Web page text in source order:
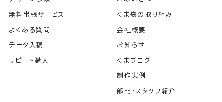
無料出張サービス
よくある質問
データ入稿
リピート購入
くま袋の取り組み
会社概要
お知らせ
くまブログ
制作実例
部門・スタッフ紹介